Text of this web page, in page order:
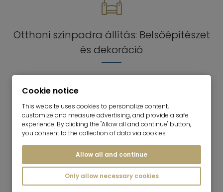
Otthoni színpadra állítás: Belsőépítészet
és dekoráció
Közvetítés a vevők és az eladók között
Cookie notice
This website uses cookies to personalize content,
customize and measure advertising, and provide a safe
experience. By clicking the "Allow all and continue" button,
you consent to the collection of data via cookies.
Allow all and continue
Only allow necessary cookies